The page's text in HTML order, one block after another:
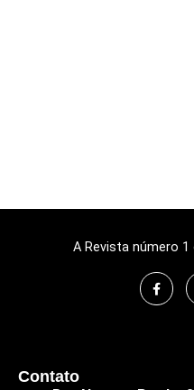
A Revista número
Contato